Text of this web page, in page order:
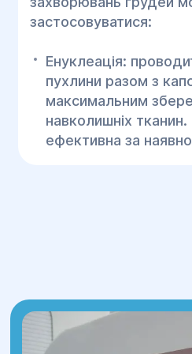
застосовуватися:
Енуклеація:
пухлини разом з
максимальним
навколишніх
ефективна за
видалення ¼
з регіонарними
вузлами,